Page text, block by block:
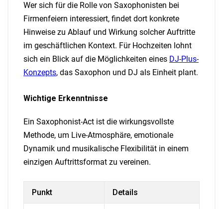
Wer sich für die Rolle von Saxophonisten bei
Firmenfeiern interessiert, findet dort konkrete
Hinweise zu Ablauf und Wirkung solcher Auftritte
im geschäftlichen Kontext. Für Hochzeiten lohnt
sich ein Blick auf die Möglichkeiten eines DJ-Plus-
Konzepts, das Saxophon und DJ als Einheit plant.
Wichtige Erkenntnisse
Ein Saxophonist-Act ist die wirkungsvollste
Methode, um Live-Atmosphäre, emotionale
Dynamik und musikalische Flexibilität in einem
einzigen Auftrittsformat zu vereinen.
Punkt Details